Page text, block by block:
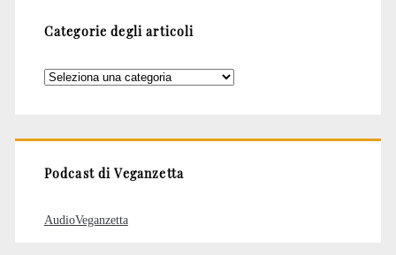
Categorie degli articoli
Categorie
Podcast di Veganzetta
AudioVeganzetta